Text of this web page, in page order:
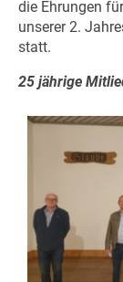
die Ehrungen
unserer 2.
statt.
25 jährige